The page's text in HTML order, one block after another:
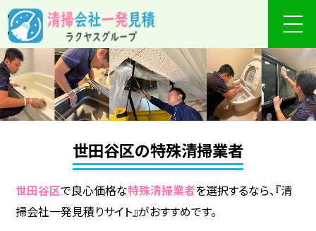
世田谷区の特殊清掃業者
世田谷区で良心価格な特殊清掃業者を選択するなら、『清
掃会社一発見積りサイト』がおすすめです。